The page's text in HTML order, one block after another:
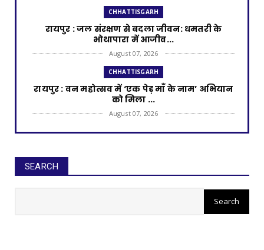
CHHATTISGARH
रायपुर : जल संरक्षण से बदला जीवन: धमतरी के
भोथापारा में आजीव...
August 07, 2026
CHHATTISGARH
रायपुर : वन महोत्सव में ‘एक पेड़ माँ के नाम’ अभियान
को मिला ...
August 07, 2026
CHHATTISGARH
August 07, 2026
SEARCH
रायपुर : मुख्यमंत्री साय 14 नवंबर को